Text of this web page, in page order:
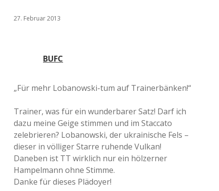
27. Februar 2013
BUFC
„Für mehr Lobanowski-tum auf Trainerbänken!“
Trainer, was für ein wunderbarer Satz! Darf ich
dazu meine Geige stimmen und im Staccato
zelebrieren? Lobanowski, der ukrainische Fels –
dieser in völliger Starre ruhende Vulkan!
Daneben ist TT wirklich nur ein hölzerner
Hampelmann ohne Stimme.
Danke für dieses Plädoyer!